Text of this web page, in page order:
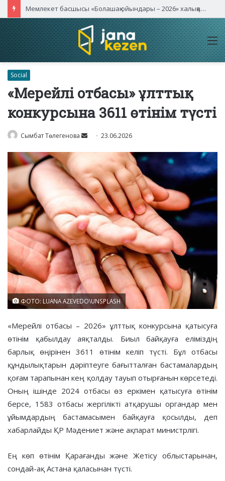
Мемлекет басшысы «Болашақ ойындары – 2026» халықаралық турнирінің ашылу салтанатына қатысты
Social
«Мерейлі отбасы» ұлттық
конкурсына 3611 өтінім түсті
Сымбат Төлегенова
Send 23.06.2026
ФОТО: LUANA AZEVEDO\UNSPLASH
«Мерейлі отбасы – 2026» ұлттық конкурсына қатысуға
өтінім қабылдау аяқталды. Биыл байқауға еліміздің
барлық өңірінен 3611 өтінім келіп түсті. Бұл отбасы
құндылықтарын дәріптеуге бағытталған бастамалардың
қоғам тарапынан кең қолдау тауып отырғанын көрсетеді.
Оның ішінде 2024 отбасы өз еркімен қатысуға өтінім
берсе, 1583 отбасы жергілікті атқарушы органдар мен
ұйымдардың бастамасымен байқауға қосылды, деп
хабарлайды ҚР Мәдениет және ақпарат министрлігі.
Ең көп өтінім Қарағанды және Жетісу облыстарынан,
сондай-ақ Астана қаласынан түсті.